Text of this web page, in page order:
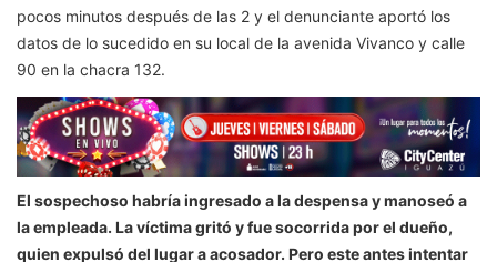
pocos minutos después de las 2 y el denunciante aportó los
datos de lo sucedido en su local de la avenida Vivanco y calle
90 en la chacra 132.
El sospechoso habría ingresado a la despensa y manoseó a
la empleada. La víctima gritó y fue socorrida por el dueño,
quien expulsó del lugar a acosador. Pero este antes intentar